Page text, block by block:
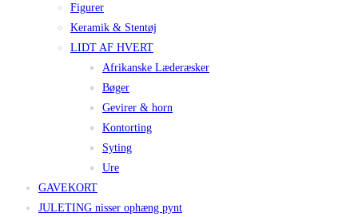
Figurer
Keramik & Stentøj
LIDT AF HVERT
Afrikanske Læderæsker
Bøger
Gevirer & horn
Kontorting
Syting
Ure
GAVEKORT
JULETING nisser ophæng pynt